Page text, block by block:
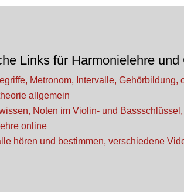
Links für Harmonielehre und
Metronom, Intervalle, Gehörbildung,
allgemein
Noten im Violin- und
online
hören und bestimmen, verschiedene